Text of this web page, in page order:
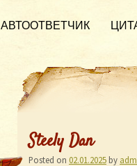
АВТООТВЕТЧИК
Steely Dan
Posted on 02.01.2025 by